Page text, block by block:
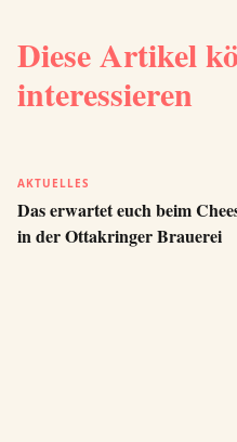
Diese Artikel
interessieren
AKTUELLES
Das erwartet euch beim
in der Ottakringer Brauerei